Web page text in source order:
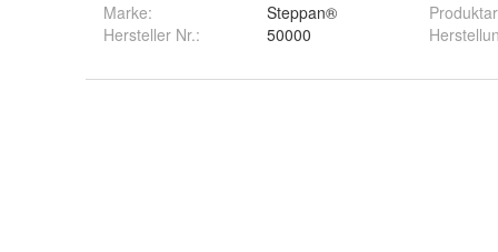
Marke:
Steppan®
Hersteller Nr.:
50000